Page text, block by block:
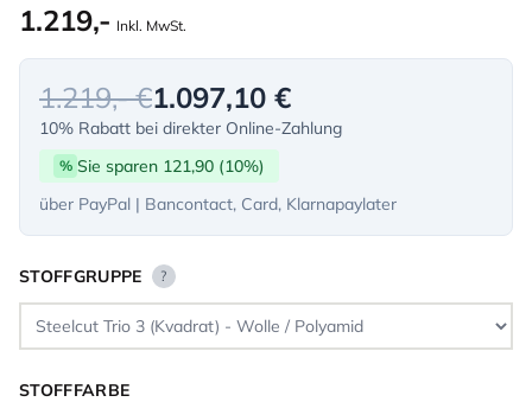
1.219,- Inkl. MwSt.
1.219,- €1.097,10 €
10% Rabatt bei direkter Online-Zahlung
% Sie sparen 121,90 (10%)
über PayPal | Bancontact, Card, Klarnapaylater
STOFFGRUPPE ?
STOFFFARBE